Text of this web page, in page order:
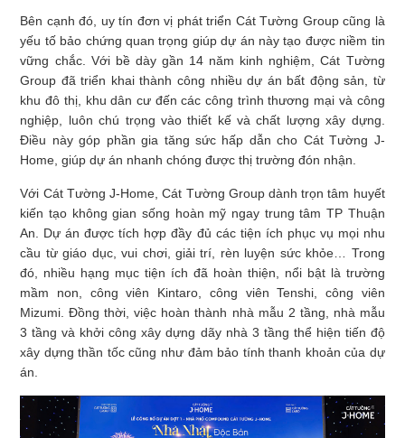
Bên cạnh đó, uy tín đơn vị phát triển Cát Tường Group cũng là
yếu tố bảo chứng quan trọng giúp dự án này tạo được niềm tin
vững chắc. Với bề dày gần 14 năm kinh nghiệm, Cát Tường
Group đã triển khai thành công nhiều dự án bất động sản, từ
khu đô thị, khu dân cư đến các công trình thương mại và công
nghiệp, luôn chú trọng vào thiết kế và chất lượng xây dựng.
Điều này góp phần gia tăng sức hấp dẫn cho Cát Tường J-
Home, giúp dự án nhanh chóng được thị trường đón nhận.
Với Cát Tường J-Home, Cát Tường Group dành trọn tâm huyết
kiến tạo không gian sống hoàn mỹ ngay trung tâm TP Thuận
An. Dự án được tích hợp đầy đủ các tiện ích phục vụ mọi nhu
cầu từ giáo dục, vui chơi, giải trí, rèn luyện sức khỏe… Trong
đó, nhiều hạng mục tiện ích đã hoàn thiện, nổi bật là trường
mầm non, công viên Kintaro, công viên Tenshi, công viên
Mizumi. Đồng thời, việc hoàn thành nhà mẫu 2 tầng, nhà mẫu
3 tầng và khởi công xây dựng dãy nhà 3 tầng thể hiện tiến độ
xây dựng thần tốc cũng như đảm bảo tính thanh khoản của dự
án.